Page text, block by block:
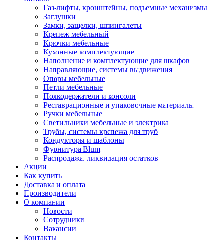
Газ-лифты, кронштейны, подъемные механизмы
Заглушки
Замки, защелки, шпингалеты
Крепеж мебельный
Крючки мебельные
Кухонные комплектующие
Наполнение и комплектующие для шкафов
Направляющие, системы выдвижения
Опоры мебельные
Петли мебельные
Полкодержатели и консоли
Реставрационные и упаковочные материалы
Ручки мебельные
Светильники мебельные и электрика
Трубы, системы крепежа для труб
Кондукторы и шаблоны
Фурнитура Blum
Распродажа, ликвидация остатков
Акции
Как купить
Доставка и оплата
Производители
О компании
Новости
Сотрудники
Вакансии
Контакты